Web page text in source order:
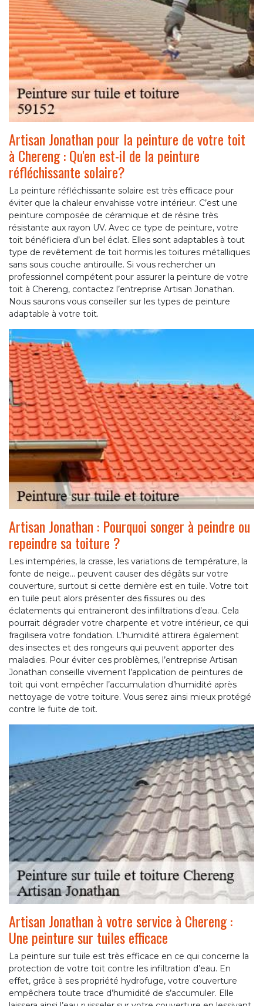
Artisan Jonathan pour la peinture de votre toit
à Chereng : Qu'en est-il de la peinture
réfléchissante solaire?
La peinture réfléchissante solaire est très efficace pour
éviter que la chaleur envahisse votre intérieur. C’est une
peinture composée de céramique et de résine très
résistante aux rayon UV. Avec ce type de peinture, votre
toit bénéficiera d’un bel éclat. Elles sont adaptables à tout
type de revêtement de toit hormis les toitures métalliques
sans sous couche antirouille. Si vous rechercher un
professionnel compétent pour assurer la peinture de votre
toit à Chereng, contactez l’entreprise Artisan Jonathan.
Nous saurons vous conseiller sur les types de peinture
adaptable à votre toit.
Artisan Jonathan : Pourquoi songer à peindre ou
repeindre sa toiture ?
Les intempéries, la crasse, les variations de température, la
fonte de neige… peuvent causer des dégâts sur votre
couverture, surtout si cette dernière est en tuile. Votre toit
en tuile peut alors présenter des fissures ou des
éclatements qui entraineront des infiltrations d’eau. Cela
pourrait dégrader votre charpente et votre intérieur, ce qui
fragilisera votre fondation. L’humidité attirera également
des insectes et des rongeurs qui peuvent apporter des
maladies. Pour éviter ces problèmes, l’entreprise Artisan
Jonathan conseille vivement l’application de peintures de
toit qui vont empêcher l’accumulation d’humidité après
nettoyage de votre toiture. Vous serez ainsi mieux protégé
contre le fuite de toit.
Artisan Jonathan à votre service à Chereng :
Une peinture sur tuiles efficace
La peinture sur tuile est très efficace en ce qui concerne la
protection de votre toit contre les infiltration d’eau. En
effet, grâce à ses propriété hydrofuge, votre couverture
empêchera toute trace d’humidité de s’accumuler. Elle